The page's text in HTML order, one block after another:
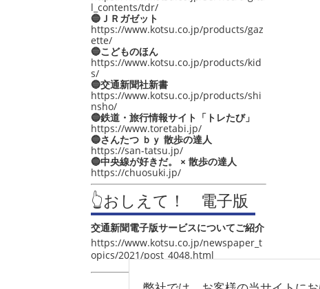
l_contents/tdr/
🔵ＪＲガゼット
https://www.kotsu.co.jp/products/gaz
ette/
🔵こどものほん
https://www.kotsu.co.jp/products/kid
s/
🔵交通新聞社新書
https://www.kotsu.co.jp/products/shi
nsho/
🔵鉄道・旅行情報サイト「トレたび」
https://www.toretabi.jp/
🔵さんたつ ｂｙ 散歩の達人
https://san-tatsu.jp/
🔵中央線が好きだ。 × 散歩の達人
https://chuosuki.jp/
👆おしえて！ 電子版
交通新聞電子版サービスについてご紹介
https://www.kotsu.co.jp/newspaper_t
opics/2021/post_4048.html